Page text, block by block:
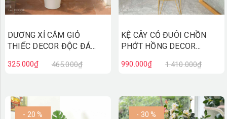
DƯƠNG XỈ CẮM GIỎ
THIẾC DECOR ĐỘC ĐÁO
325.000₫ 465.000₫
KỆ CÂY CỎ ĐUÔI CHỒN
PHỚT HỒNG DECOR
990.000₫ 1.410.000₫
- 20 % - 30 %